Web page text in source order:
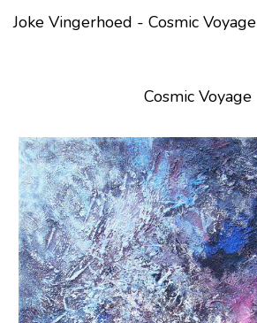
Joke Vingerhoed - Cosmic Voyage
Cosmic Voyage